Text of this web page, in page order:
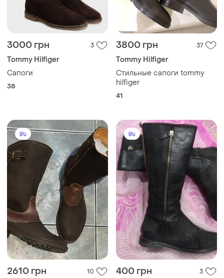
3000 грн 3
Tommy Hilfiger
Сапоги
38
3800 грн 37
Tommy Hilfiger
Стильные сапоги tommy
hilfiger
41
2610 грн 10 400 грн 3